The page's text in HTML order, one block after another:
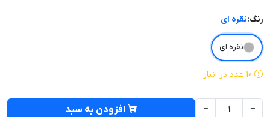
رنگ:نقره ای
نقره ای
10 عدد در انبار
افزودن به سبد